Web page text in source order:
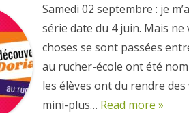
Samedi 02 septembre : je
série date du 4 juin. Mais
choses se sont passées
au rucher-école ont été
les élèves ont du rendre
mini-plus… Read more »